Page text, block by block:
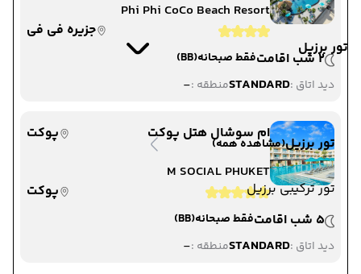
تور برزیل
تور برزیل(مشاهده همه)
تور ترکیبی برزیل
Phi Phi CoCo Beach Resort
جزیره فی فی
2 شب اقامت
فقط صبحانه(BB)
دید اتاق :STANDARDمنطقه :-
ام سوشال هتل پوکت
پوکت
M SOCIAL PHUKET
پوکت
5 شب اقامت
فقط صبحانه(BB)
دید اتاق :STANDARDمنطقه :-